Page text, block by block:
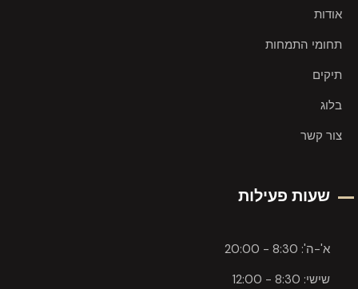
אודות
תחומי התמחות
תיקים
בלוג
צור קשר
שעות פעילות
א'-ה': 8:30 - 20:00
שישי: 8:30 - 12:00